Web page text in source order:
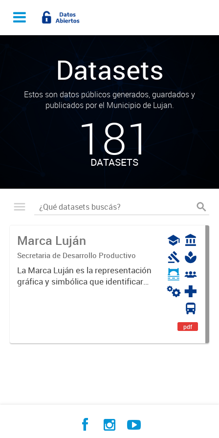
Datasets
Estos son datos públicos generados, guardados y
publicados por el Municipio de Lujan.
181
DATASETS
Marca Luján
Secretaria de Desarrollo Productivo
La Marca Luján es la representación
gráfica y simbólica que identificará
pdf